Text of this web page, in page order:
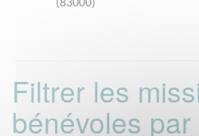
(83000)
Filtrer les
bénévoles par